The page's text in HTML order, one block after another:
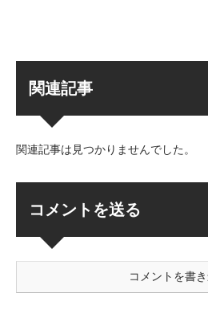
関連記事
関連記事は見つかりませんでした。
コメントを送る
コメントを書